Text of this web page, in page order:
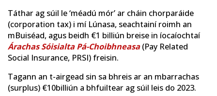
Táthar ag súil le ‘méadú mór’ ar cháin chorparáide
(corporation tax) i mí Lúnasa, seachtainí roimh an
mBuiséad, agus beidh €1 billiún breise in íocaíochtaí
Árachas Sóisialta Pá-Choibhneasa(Pay Related
Social Insurance, PRSI) freisin.
Tagann an t-airgead sin sa bhreis ar an mbarrachas
(surplus) €10billiún a bhfuiltear ag súil leis do 2023.